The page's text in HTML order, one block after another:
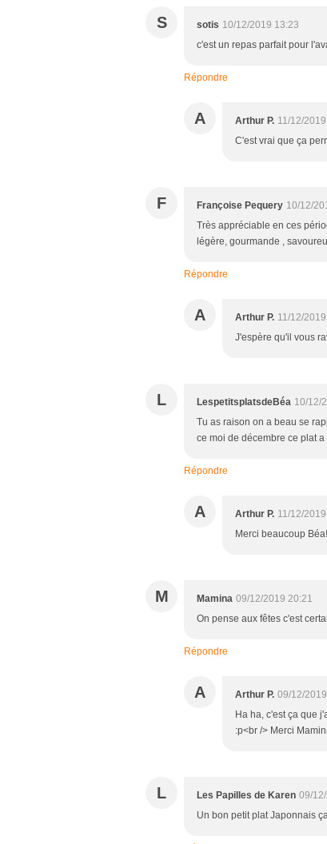
S sotis 10/12/2019 13:23
c'est un repas parfait pour
Répondre
A Arthur P. 11/12/
C'est vrai que ça
F Françoise Pequery 10/12/
Très appréciable en ces
légère, gourmande ,
Répondre
A Arthur P. 11/12/
J'espère qu'il vous
L LespetitsplatsdeBéa 10/12/
Tu as raison on a beau se
ce moi de décembre ce plat
Répondre
A Arthur P. 11/12/
Merci beaucoup Béa!
M Mamina 09/12/2019 20:21
On pense aux fêtes c'est
Répondre
A Arthur P. 09/12/
Ha ha, c'est ça que
:p<br /> Merci
L Les Papilles de Karen 09/
Un bon petit plat Japonnais